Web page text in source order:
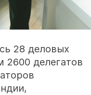
28 деловых
2600 делегатов